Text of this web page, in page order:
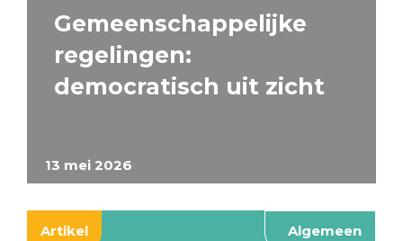
13 mei 2026
Gemeenschappelijke
regelingen:
democratisch uit zicht
Artikel Algemeen